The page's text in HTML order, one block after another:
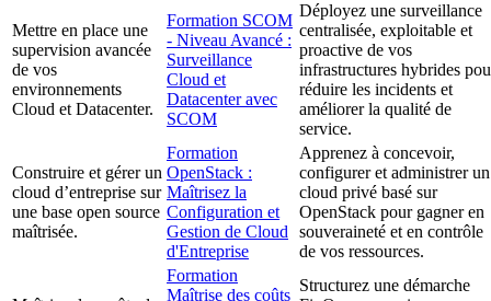
Mettre en place une
supervision avancée
de vos
environnements
Cloud et Datacenter.
Formation SCOM
- Niveau Avancé :
Surveillance
Cloud et
Datacenter avec
SCOM
Déployez une surveillance
centralisée, exploitable et
proactive de vos
infrastructures hybrides
réduire les incidents et
améliorer la qualité de
service.
Construire et gérer un
cloud d’entreprise sur
une base open source
maîtrisée.
Formation
OpenStack :
Maîtrisez la
Configuration et
Gestion de Cloud
d'Entreprise
Apprenez à concevoir,
configurer et administrer un
cloud privé basé sur
OpenStack pour gagner en
souveraineté et en contrôle
de vos ressources.
Formation
Maîtrise des coûts
Structurez une démarche